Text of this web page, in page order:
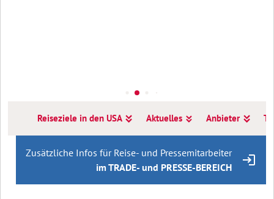
Reiseziele in den USA Aktuelles Anbieter
Zusätzliche Infos für Reise- und Pressemitarbeiter
im TRADE- und PRESSE-BEREICH